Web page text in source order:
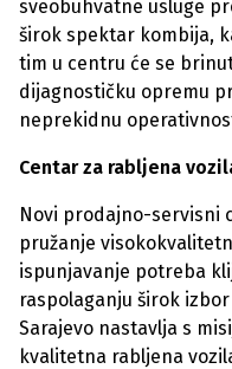
sveobuhvatne usluge
širok spektar kombija,
tim u centru će se
dijagnostičku opremu
neprekidnu
Centar za rabljena
Novi prodajno-servisni
pružanje
ispunjavanje potreba
raspolaganju širok
Sarajevo nastavlja s
kvalitetna rabljena